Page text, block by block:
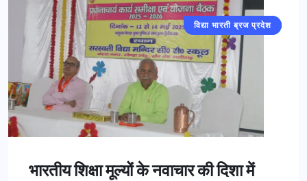
अलीगढ़
विद्या भारती ब्रज प्रदेश
भारतीय शिक्षा मूल्यों के नवाचार की दिशा में